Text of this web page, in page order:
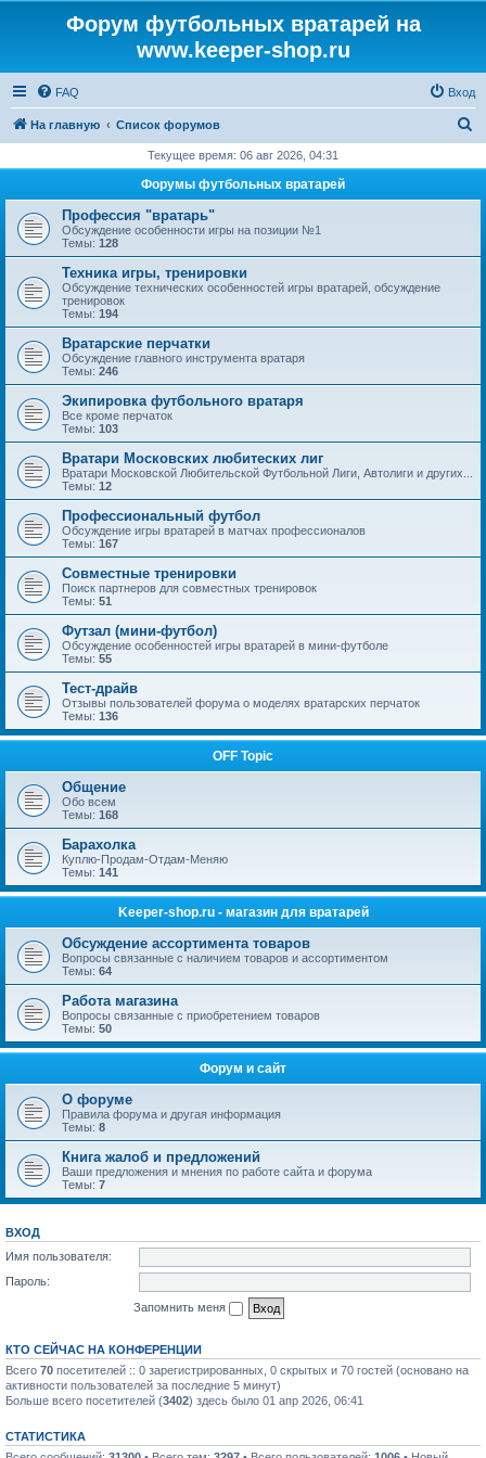
Форум футбольных вратарей на
www.keeper-shop.ru
FAQ Вход
На главную Список форумов
с
Текущее время: 06 авг 2026, 04:31
Форумы футбольных вратарей
Профессия "вратарь"
Обсуждение особенности игры на позиции №1
Темы: 128
Техника игры, тренировки
Обсуждение технических особенностей игры вратарей, обсуждение
тренировок
Темы: 194
Вратарские перчатки
Обсуждение главного инструмента вратаря
Темы: 246
Экипировка футбольного вратаря
Все кроме перчаток
Темы: 103
Вратари Московских любитеских лиг
Вратари Московской Любительской Футбольной Лиги, Автолиги и других...
Темы: 12
Профессиональный футбол
Обсуждение игры вратарей в матчах профессионалов
Темы: 167
Совместные тренировки
Поиск партнеров для совместных тренировок
Темы: 51
Футзал (мини-футбол)
Обсуждение особенностей игры вратарей в мини-футболе
Темы: 55
Тест-драйв
Отзывы пользователей форума о моделях вратарских перчаток
Темы: 136
OFF Topic
Общение
Обо всем
Темы: 168
Барахолка
Куплю-Продам-Отдам-Меняю
Темы: 141
Keeper-shop.ru - магазин для вратарей
Обсуждение ассортимента товаров
Вопросы связанные с наличием товаров и ассортиментом
Темы: 64
Работа магазина
Вопросы связанные с приобретением товаров
Темы: 50
Форум и сайт
О форуме
Правила форума и другая информация
Темы: 8
Книга жалоб и предложений
Ваши предложения и мнения по работе сайта и форума
Темы: 7
ВХОД
Имя пользователя:
Пароль:
Запомнить меня
КТО СЕЙЧАС НА КОНФЕРЕНЦИИ
Всего 70 посетителей :: 0 зарегистрированных, 0 скрытых и 70 гостей (основано на
активности пользователей за последние 5 минут)
Больше всего посетителей (3402) здесь было 01 апр 2026, 06:41
СТАТИСТИКА